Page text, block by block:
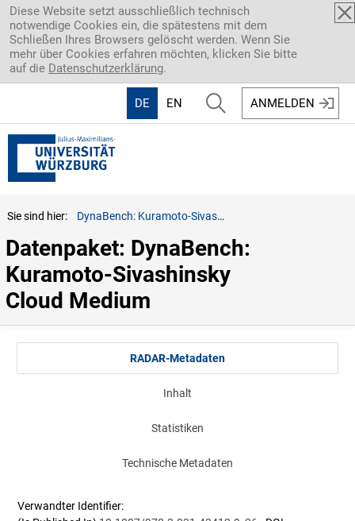
Direkt zum Inhalt
Diese Website setzt ausschließlich technisch
notwendige Cookies ein, die spätestens mit dem
Schließen Ihres Browsers gelöscht werden. Wenn Sie
mehr über Cookies erfahren möchten, klicken Sie bitte
auf die Datenschutzerklärung.
DE EN ANMELDEN
Sie sind hier: DynaBench: Kuramoto-Sivashinsky Cloud Medium
Datenpaket: DynaBench:
Kuramoto-Sivashinsky
Cloud Medium
RADAR-Metadaten
Inhalt
Statistiken
Technische Metadaten
Verwandter Identifier: